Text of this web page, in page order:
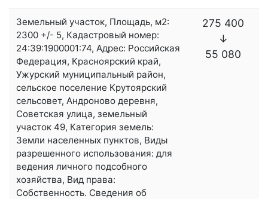
Земельный участок, Площадь, м2:
2300 +/- 5, Кадастровый номер:
24:39:1900001:74, Адрес: Российская
Федерация, Красноярский край,
Ужурский муниципальный район,
сельское поселение Крутоярский
сельсовет, Андроново деревня,
Советская улица, земельный
участок 49, Категория земель:
Земли населенных пунктов, Виды
разрешенного использования: для
ведения личного подсобного
хозяйства, Вид права:
Собственность. Сведения об
275 400
↓
55 080